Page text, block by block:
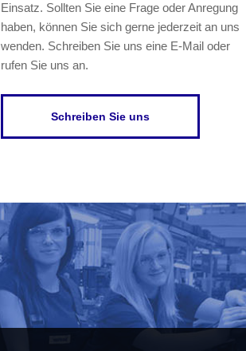
Einsatz. Sollten Sie eine Frage oder Anregung
haben, können Sie sich gerne jederzeit an uns
wenden. Schreiben Sie uns eine E-Mail oder
rufen Sie uns an.
Schreiben Sie uns